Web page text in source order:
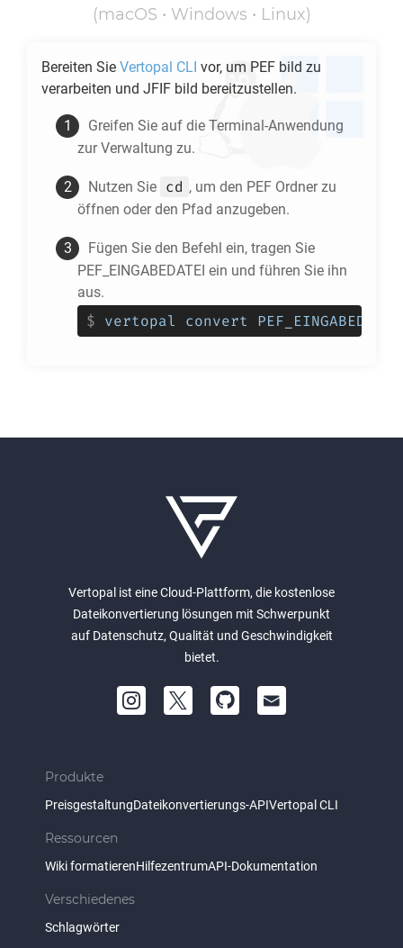
(macOS • Windows • Linux)
Bereiten Sie Vertopal CLI vor, um PEF bild zu
verarbeiten und JFIF bild bereitzustellen.
Greifen Sie auf die Terminal-Anwendung
zur Verwaltung zu.
Nutzen Sie cd , um den PEF Ordner zu
öffnen oder den Pfad anzugeben.
Fügen Sie den Befehl ein, tragen Sie
PEF_EINGABEDATEI ein und führen Sie ihn
aus.
$ vertopal convert
Vertopal ist eine Cloud-Plattform, die kostenlose
Dateikonvertierung lösungen mit Schwerpunkt
auf Datenschutz, Qualität und Geschwindigkeit
bietet.
Produkte
PreisgestaltungDateikonvertierungs-APIVertopal CLI
Ressourcen
Wiki formatierenHilfezentrumAPI-Dokumentation
Verschiedenes
Schlagwörter